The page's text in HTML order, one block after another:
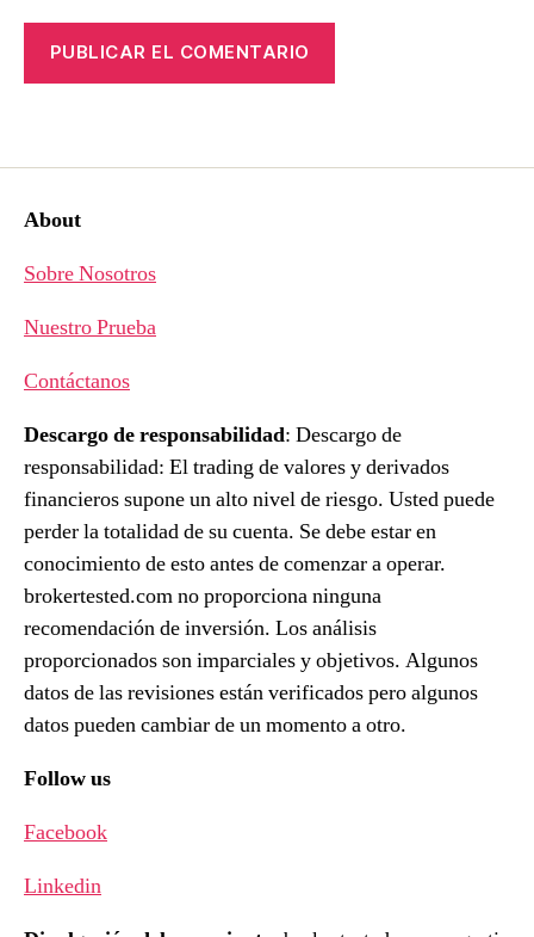
About
Sobre Nosotros
Nuestro Prueba
Contáctanos
Descargo de responsabilidad: Descargo de
responsabilidad: El trading de valores y derivados
financieros supone un alto nivel de riesgo. Usted puede
perder la totalidad de su cuenta. Se debe estar en
conocimiento de esto antes de comenzar a operar.
brokertested.com no proporciona ninguna
recomendación de inversión. Los análisis
proporcionados son imparciales y objetivos. Algunos
datos de las revisiones están verificados pero algunos
datos pueden cambiar de un momento a otro.
Follow us
Facebook
Linkedin